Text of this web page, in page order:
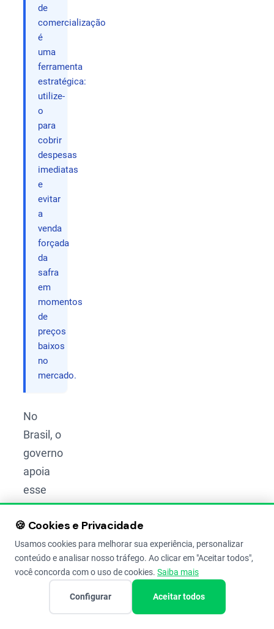
de
comercialização
é
uma
ferramenta
estratégica:
utilize-
o
para
cobrir
despesas
imediatas
e
evitar
a
venda
forçada
da
safra
em
momentos
de
preços
baixos
no
mercado.
No
Brasil, o
governo
apoia
esse
processo
com
políticas
públicas
desde
quando
🍪 Cookies e Privacidade
Usamos cookies para melhorar sua experiência, personalizar
conteúdo e analisar nosso tráfego. Ao clicar em "Aceitar todos",
você concorda com o uso de cookies. Saiba mais
Configurar Aceitar todos